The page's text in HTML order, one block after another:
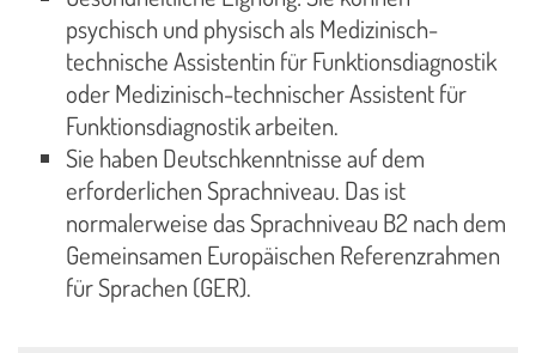
psychisch und physisch als Medizinisch-
technische Assistentin für Funktionsdiagnostik
oder Medizinisch-technischer Assistent für
Funktionsdiagnostik arbeiten.
Sie haben Deutschkenntnisse auf dem
erforderlichen Sprachniveau. Das ist
normalerweise das Sprachniveau B2 nach dem
Gemeinsamen Europäischen Referenzrahmen
für Sprachen (GER).